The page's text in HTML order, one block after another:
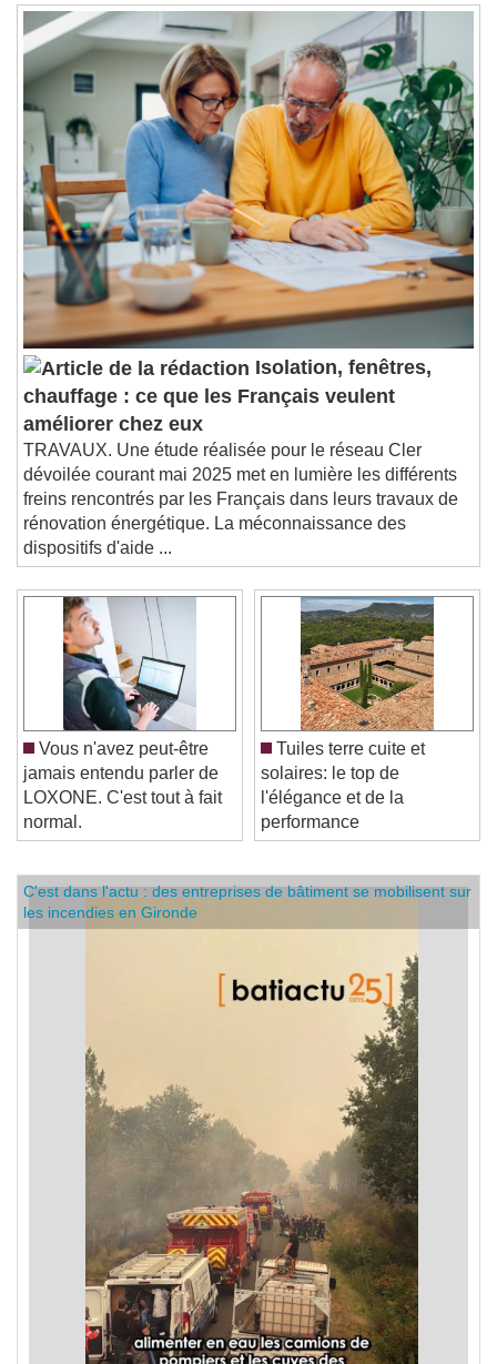
Isolation, fenêtres,
chauffage : ce que les Français veulent
améliorer chez eux
TRAVAUX. Une étude réalisée pour le réseau Cler
dévoilée courant mai 2025 met en lumière les différents
freins rencontrés par les Français dans leurs travaux de
rénovation énergétique. La méconnaissance des
dispositifs d'aide ...
Vous n'avez peut-être
jamais entendu parler de
LOXONE. C'est tout à fait
normal.
Tuiles terre cuite et
solaires: le top de
l'élégance et de la
performance
C'est dans l'actu : des entreprises de bâtiment se mobilisent sur
les incendies en Gironde